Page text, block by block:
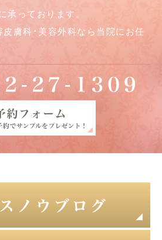
承っております。
膚科･美容外科なら当院にお任